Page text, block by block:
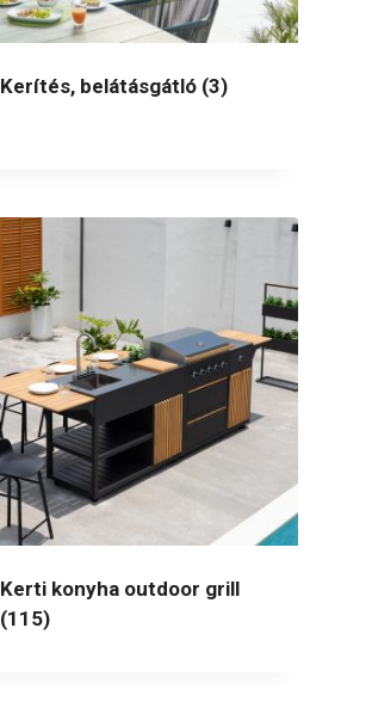
Kerítés, belátásgátló (3)
Kerti konyha outdoor grill
(115)